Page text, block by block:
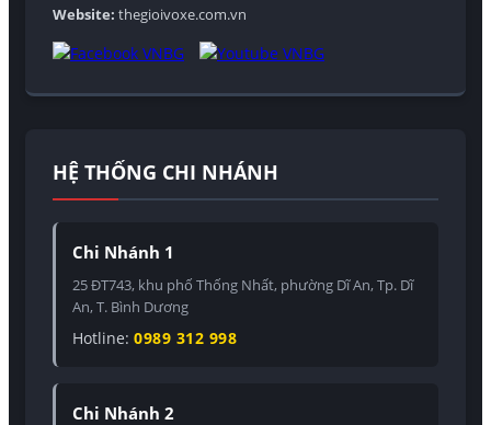
Website: thegioivoxe.com.vn
HỆ THỐNG CHI NHÁNH
Chi Nhánh 1
25 ĐT743, khu phố Thống Nhất, phường Dĩ An, Tp. Dĩ
An, T. Bình Dương
Hotline: 0989 312 998
Chi Nhánh 2